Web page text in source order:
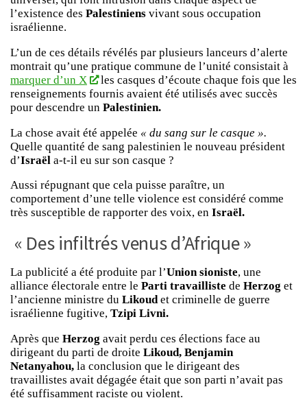
l’existence des Palestiniens vivant sous occupation
israélienne.
L’un de ces détails révélés par plusieurs lanceurs d’alerte
montrait qu’une pratique commune de l’unité consistait à
marquer d’un X
les casques d’écoute chaque fois que les
renseignements fournis avaient été utilisés avec succès
pour descendre un Palestinien.
La chose avait été appelée « du sang sur le casque ».
Quelle quantité de sang palestinien le nouveau président
d’Israël a-t-il eu sur son casque ?
Aussi répugnant que cela puisse paraître, un
comportement d’une telle violence est considéré comme
très susceptible de rapporter des voix, en Israël.
« Des infiltrés venus d’Afrique »
La publicité a été produite par l’Union sioniste, une
alliance électorale entre le Parti travailliste de Herzog et
l’ancienne ministre du Likoudet criminelle de guerre
israélienne fugitive, Tzipi Livni.
Après que Herzog avait perdu ces élections face au
dirigeant du parti de droite Likoud, Benjamin
Netanyahou, la conclusion que le dirigeant des
travaillistes avait dégagée était que son parti n’avait pas
été suffisamment raciste ou violent.